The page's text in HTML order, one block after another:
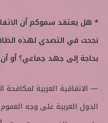
* هل يعتقد سموكم أن
نجحت في التصدي لهذه
بحاجة إلى جهد جماعي؟ أو أن
— الاتفاقية العربية لمكافحة
الدول العربية على وجه